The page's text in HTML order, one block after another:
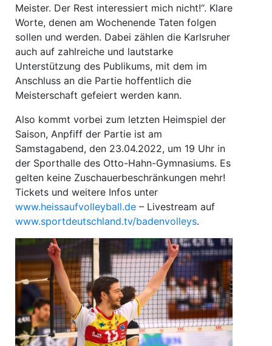
Meister. Der Rest interessiert mich nicht!“. Klare
Worte, denen am Wochenende Taten folgen
sollen und werden. Dabei zählen die Karlsruher
auch auf zahlreiche und lautstarke
Unterstützung des Publikums, mit dem im
Anschluss an die Partie hoffentlich die
Meisterschaft gefeiert werden kann.
Also kommt vorbei zum letzten Heimspiel der
Saison, Anpfiff der Partie ist am
Samstagabend, den 23.04.2022, um 19 Uhr in
der Sporthalle des Otto-Hahn-Gymnasiums. Es
gelten keine Zuschauerbeschränkungen mehr!
Tickets und weitere Infos unter
www.heissaufvolleyball.de – Livestream auf
www.sportdeutschland.tv/badenvolleys.